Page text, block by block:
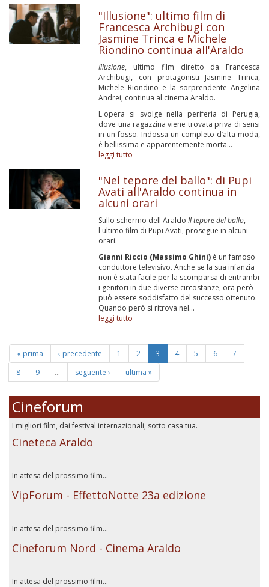
"Illusione": ultimo film di
Francesca Archibugi con
Jasmine Trinca e Michele
Riondino continua all'Araldo
Illusione, ultimo film diretto da Francesca
Archibugi, con protagonisti Jasmine Trinca,
Michele Riondino e la sorprendente Angelina
Andrei, continua al cinema Araldo.
L'opera si svolge nella periferia di Perugia,
dove una ragazzina viene trovata priva di sensi
in un fosso. Indossa un completo d’alta moda,
è bellissima e apparentemente morta...
leggi tutto
"Nel tepore del ballo": di Pupi
Avati all'Araldo continua in
alcuni orari
Sullo schermo dell'AraldoIl tepore del ballo,
l'ultimo film di Pupi Avati, prosegue in alcuni
orari.
Gianni Riccio (Massimo Ghini) è un famoso
conduttore televisivo. Anche se la sua infanzia
non è stata facile per la scomparsa di entrambi
i genitori in due diverse circostanze, ora però
può essere soddisfatto del successo ottenuto.
Quando però si ritrova nel...
leggi tutto
« prima ‹ precedente 1 2 3 4 5 6
7
8
9 … seguente › ultima »
Cineforum
I migliori film, dai festival internazionali, sotto casa tua.
Cineteca Araldo
In attesa del prossimo film...
VipForum - EffettoNotte 23a edizione
In attesa del prossimo film...
Cineforum Nord - Cinema Araldo
In attesa del prossimo film...